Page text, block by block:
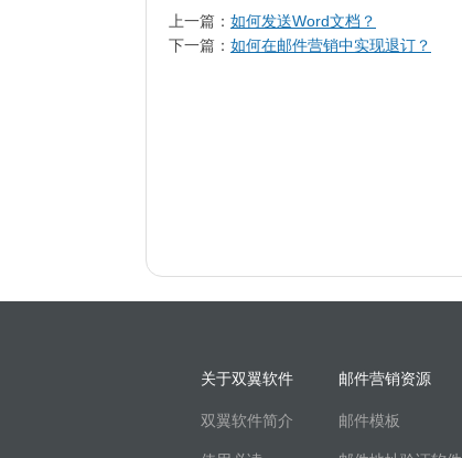
上一篇： 如何发送Word文档？
下一篇： 如何在邮件营销中实现退订？
关于双翼软件
双翼软件简介
邮件营销资源
邮件模板